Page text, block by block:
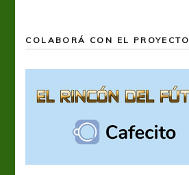
COLABORÁ CON EL PROYECTO